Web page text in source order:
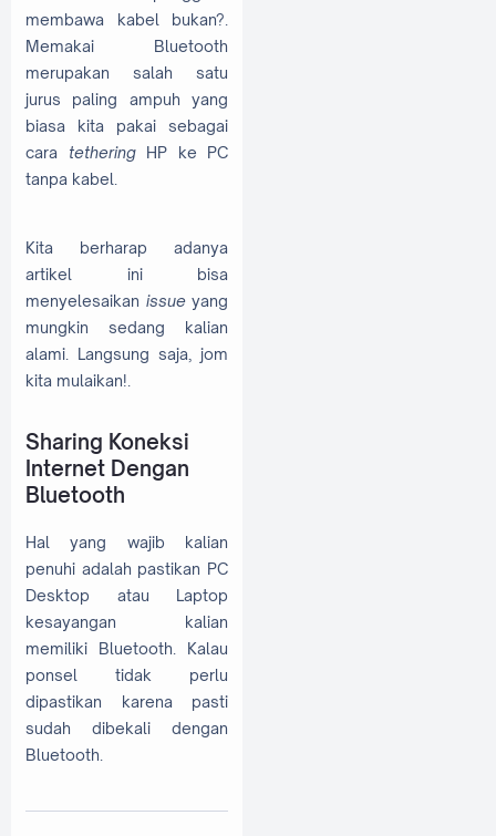
membawa kabel bukan?.
Memakai Bluetooth
merupakan salah satu
jurus paling ampuh yang
biasa kita pakai sebagai
cara tetheringHP ke PC
tanpa kabel.
Kita berharap adanya
artikel ini bisa
menyelesaikan issueyang
mungkin sedang kalian
alami. Langsung saja, jom
kita mulaikan!.
Sharing Koneksi
Internet Dengan
Bluetooth
Hal yang wajib kalian
penuhi adalah pastikan PC
Desktop atau Laptop
kesayangan kalian
memiliki Bluetooth. Kalau
ponsel tidak perlu
dipastikan karena pasti
sudah dibekali dengan
Bluetooth.